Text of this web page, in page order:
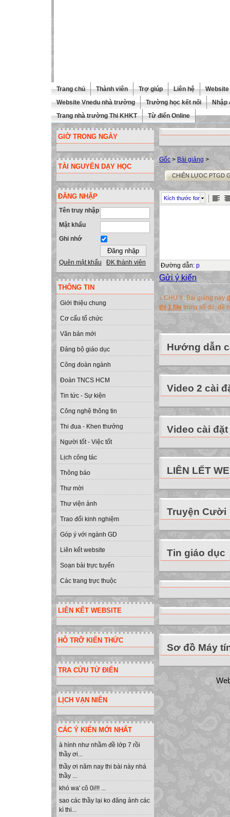
Trang chủ Thành viên Trợ giúp Liên hệ
Website Vnedu nhà trường
Trường học kết nối
Nhập
Trang nhà trường Thi KHKT
Từ điển Online
GIỜ TRONG NGÀY
TÀI NGUYÊN DẠY HỌC
ĐĂNG NHẬP
Tên truy nhập
Mật khẩu
Ghi nhớ
Quên mật khẩu ĐK thành viên
THÔNG TIN
Giới thiệu chung
Cơ cấu tổ chức
Văn bản mới
Đảng bộ giáo dục
Công đoàn ngành
Đoàn TNCS HCM
Tin tức - Sự kiện
Công nghệ thông tin
Thi đua - Khen thưởng
Người tốt - Việc tốt
Lịch công tác
Thông báo
Thư mời
Thư viện ảnh
Trao đổi kinh nghiệm
Góp ý với ngành GD
Liên kết website
Soạn bài trực tuyến
Các trang trực thuộc
LIÊN KẾT WEBSITE
HỖ TRỠ KIẾN THỨC
TRA CỨU TỪ ĐIỂN
LỊCH VẠN NIÊN
CÁC Ý KIẾN MỚI NHẤT
à hình như nhầm đề lớp 7 rồi
thầy ơi...
thầy ơi năm nay thi bài này nhá
thầy ...
khó wa' cô 0i!!! ...
sao các thầy lại ko đăng ảnh các
kì thi...
Gốc > Bài giảng >
CHIÊN LỰOC PTGD
Kích thước font
Đường dẫn: p
Gửi ý kiến
↓ CHÚ Ý: Bài giảng này
thị 1 file trong số đó, đề
Hướng dẫn
Video 2 cài
Video cài đặt
LIÊN LẾT
Truyện Cười
Tin giáo dục
Sơ đồ Máy